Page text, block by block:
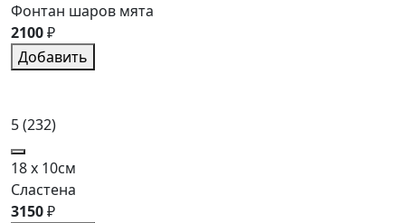
Фонтан шаров мята
2100₽
Добавить
5(232)
18 x 10см
Сластена
3150₽